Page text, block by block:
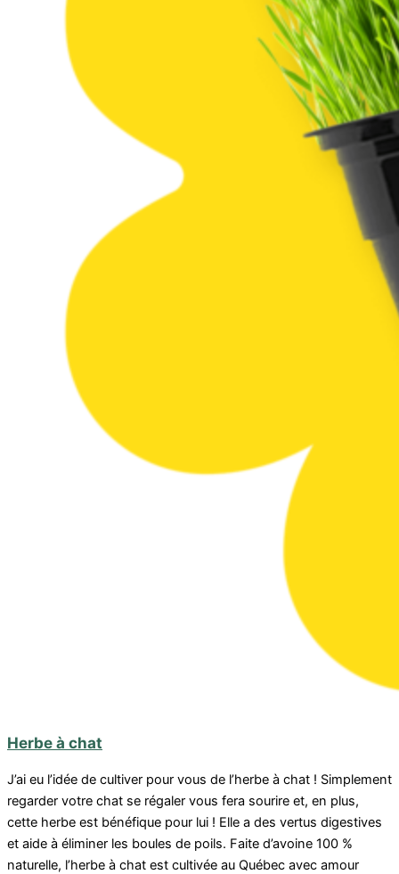
Herbe à chat
J’ai eu l’idée de cultiver pour vous de l’herbe à chat ! Simplement
regarder votre chat se régaler vous fera sourire et, en plus,
cette herbe est bénéfique pour lui ! Elle a des vertus digestives
et aide à éliminer les boules de poils. Faite d’avoine 100 %
naturelle, l’herbe à chat est cultivée au Québec avec amour